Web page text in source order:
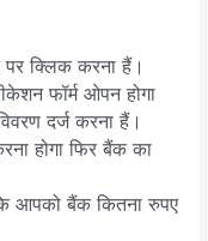
क्लिक करना हैं।
फॉर्म ओपन होगा
दर्ज करना हैं।
होगा फिर बैंक का
आपको बैंक कितना रुपए